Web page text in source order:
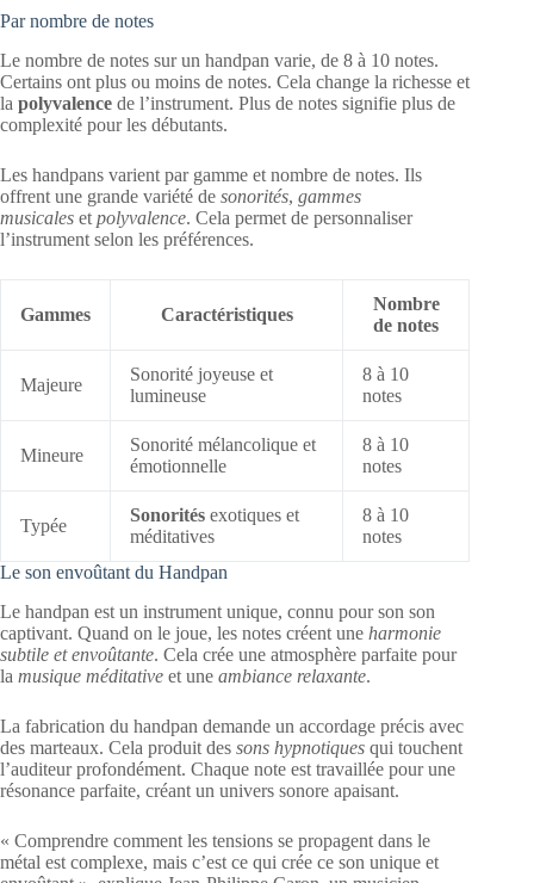
Par nombre de notes
Le nombre de notes sur un handpan varie, de 8 à 10 notes.
Certains ont plus ou moins de notes. Cela change la richesse et
la polyvalence de l’instrument. Plus de notes signifie plus de
complexité pour les débutants.
Les handpans varient par gamme et nombre de notes. Ils
offrent une grande variété de sonorités, gammes
musicales et polyvalence. Cela permet de personnaliser
l’instrument selon les préférences.
Gammes Caractéristiques
Nombre
de notes
Majeure
Sonorité joyeuse et
lumineuse
8 à 10
notes
Mineure
Sonorité mélancolique et
émotionnelle
8 à 10
notes
Typée
Sonorités exotiques et
méditatives
8 à 10
notes
Le son envoûtant du Handpan
Le handpan est un instrument unique, connu pour son son
captivant. Quand on le joue, les notes créent une harmonie
subtile et envoûtante. Cela crée une atmosphère parfaite pour
la musique méditative et une ambiance relaxante.
La fabrication du handpan demande un accordage précis avec
des marteaux. Cela produit des sons hypnotiques qui touchent
l’auditeur profondément. Chaque note est travaillée pour une
résonance parfaite, créant un univers sonore apaisant.
« Comprendre comment les tensions se propagent dans le
métal est complexe, mais c’est ce qui crée ce son unique et